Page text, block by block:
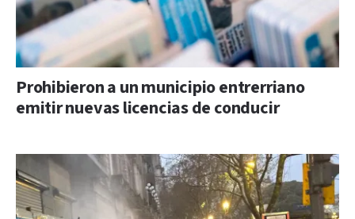
Prohibieron a un municipio entrerriano
emitir nuevas licencias de conducir